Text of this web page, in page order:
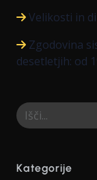
Velikosti in
Zgodovina
desetletjih: od
Kategorije